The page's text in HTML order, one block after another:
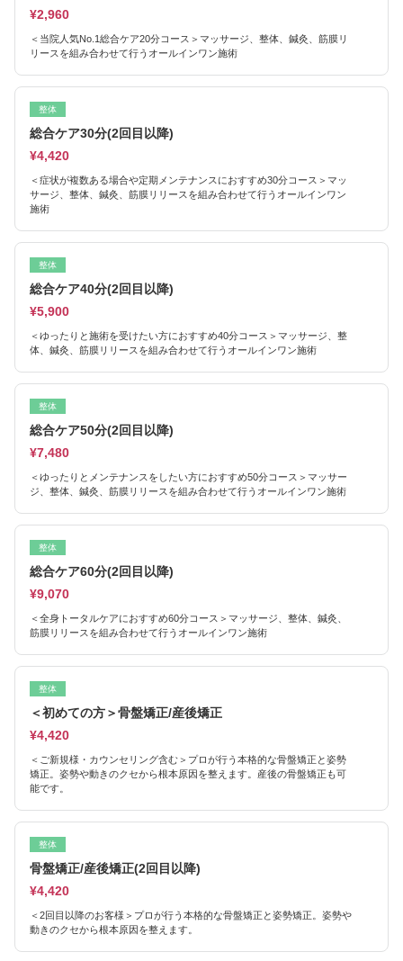
¥2,960
＜当院人気No.1総合ケア20分コース＞マッサージ、整体、鍼灸、筋膜リ
リースを組み合わせて行うオールインワン施術
整体
総合ケア30分(2回目以降)
¥4,420
＜症状が複数ある場合や定期メンテナンスにおすすめ30分コース＞マッ
サージ、整体、鍼灸、筋膜リリースを組み合わせて行うオールインワン
施術
整体
総合ケア40分(2回目以降)
¥5,900
＜ゆったりと施術を受けたい方におすすめ40分コース＞マッサージ、整
体、鍼灸、筋膜リリースを組み合わせて行うオールインワン施術
整体
総合ケア50分(2回目以降)
¥7,480
＜ゆったりとメンテナンスをしたい方におすすめ50分コース＞マッサー
ジ、整体、鍼灸、筋膜リリースを組み合わせて行うオールインワン施術
整体
総合ケア60分(2回目以降)
¥9,070
＜全身トータルケアにおすすめ60分コース＞マッサージ、整体、鍼灸、
筋膜リリースを組み合わせて行うオールインワン施術
整体
＜初めての方＞骨盤矯正/産後矯正
¥4,420
＜ご新規様・カウンセリング含む＞プロが行う本格的な骨盤矯正と姿勢
矯正。姿勢や動きのクセから根本原因を整えます。産後の骨盤矯正も可
能です。
整体
骨盤矯正/産後矯正(2回目以降)
¥4,420
＜2回目以降のお客様＞プロが行う本格的な骨盤矯正と姿勢矯正。姿勢や
動きのクセから根本原因を整えます。